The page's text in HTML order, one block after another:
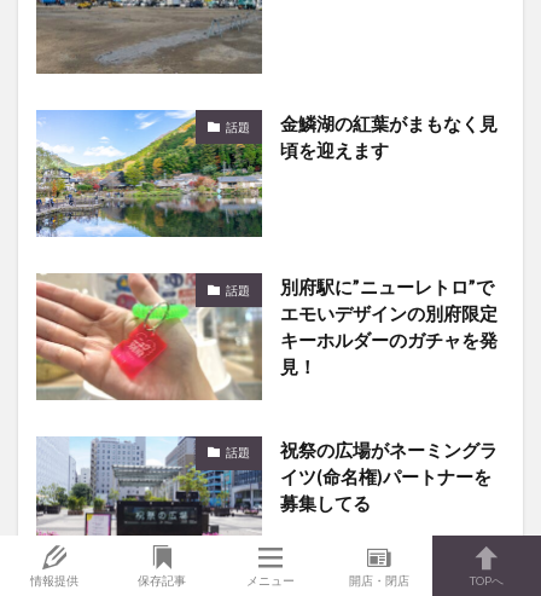
話題
金鱗湖の紅葉がまもなく見
頃を迎えます
話題
別府駅に”ニューレトロ”で
エモいデザインの別府限定
キーホルダーのガチャを発
見！
話題
祝祭の広場がネーミングラ
イツ(命名権)パートナーを
募集してる
情報提供 保存記事 メニュー 開店・閉店 TOPへ